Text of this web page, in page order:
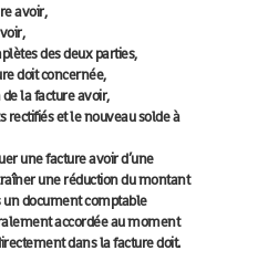
avoir,
des deux parties,
doit concernée,
la facture avoir,
rectifiés et le nouveau solde à
une facture avoir d’une
une réduction du montant
un document comptable
accordée au moment
dans la facture doit.